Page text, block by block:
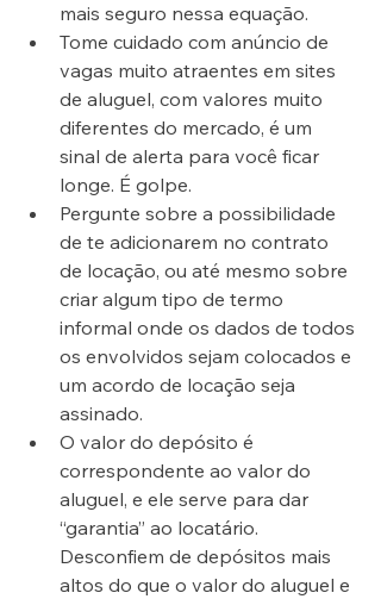
mais seguro nessa equação.
Tome cuidado com anúncio de
vagas muito atraentes em sites
de aluguel, com valores muito
diferentes do mercado, é um
sinal de alerta para você ficar
longe. É golpe.
Pergunte sobre a possibilidade
de te adicionarem no contrato
de locação, ou até mesmo sobre
criar algum tipo de termo
informal onde os dados de todos
os envolvidos sejam colocados e
um acordo de locação seja
assinado.
O valor do depósito é
correspondente ao valor do
aluguel, e ele serve para dar
“garantia” ao locatário.
Desconfiem de depósitos mais
altos do que o valor do aluguel e